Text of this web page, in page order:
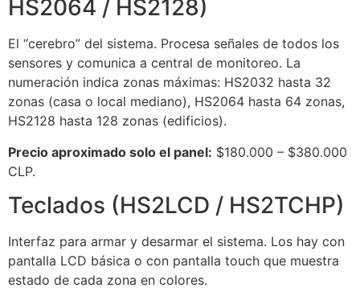
HS2064 / HS2128)
El “cerebro” del sistema. Procesa señales de todos los
sensores y comunica a central de monitoreo. La
numeración indica zonas máximas: HS2032 hasta 32
zonas (casa o local mediano), HS2064 hasta 64 zonas,
HS2128 hasta 128 zonas (edificios).
Precio aproximado solo el panel: $180.000 – $380.000
CLP.
Teclados (HS2LCD / HS2TCHP)
Interfaz para armar y desarmar el sistema. Los hay con
pantalla LCD básica o con pantalla touch que muestra
estado de cada zona en colores.